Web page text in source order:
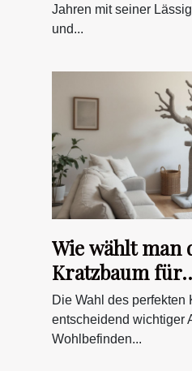
Jahren mit seiner
und...
Wie wählt man
Kratzbaum für
Katzengrößen?
Die Wahl des perfekten
entscheidend wichtiger
Wohlbefinden...